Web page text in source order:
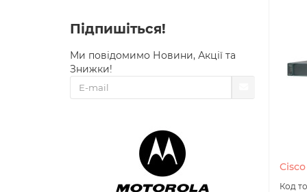
Підпишіться!
Ми повідомимо Новини, Акції та
Знижки!